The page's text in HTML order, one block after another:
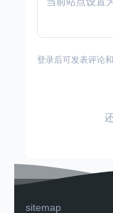
登录后可发表评论
sitemap